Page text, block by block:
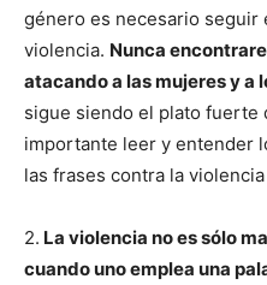
género es necesario seguir
violencia. Nunca
atacando a las mujeres y a
sigue siendo el plato fuerte
importante leer y entender
las frases contra la
2. La violencia no es sólo
cuando uno emplea una